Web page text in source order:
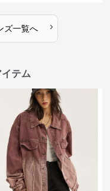
ズ一覧へ ›
テム